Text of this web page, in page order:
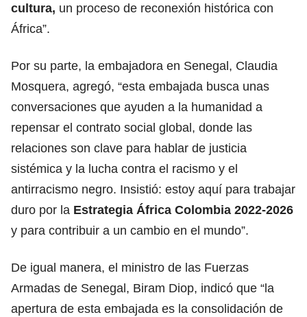
cultura, un proceso de reconexión histórica con
África”.
Por su parte, la embajadora en Senegal, Claudia
Mosquera, agregó, “esta embajada busca unas
conversaciones que ayuden a la humanidad a
repensar el contrato social global, donde las
relaciones son clave para hablar de justicia
sistémica y la lucha contra el racismo y el
antirracismo negro. Insistió: estoy aquí para trabajar
duro por la Estrategia África Colombia 2022-2026
y para contribuir a un cambio en el mundo”.
De igual manera, el ministro de las Fuerzas
Armadas de Senegal, Biram Diop, indicó que “la
apertura de esta embajada es la consolidación de